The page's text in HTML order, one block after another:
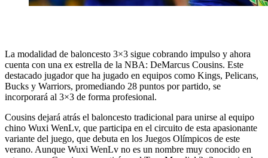
La modalidad de baloncesto 3×3 sigue cobrando impulso y ahora
cuenta con una ex estrella de la NBA: DeMarcus Cousins. Este
destacado jugador que ha jugado en equipos como Kings, Pelicans,
Bucks y Warriors, promediando 28 puntos por partido, se
incorporará al 3×3 de forma profesional.
Cousins ​​dejará atrás el baloncesto tradicional para unirse al equipo
chino Wuxi WenLv, que participa en el circuito de esta apasionante
variante del juego, que debuta en los Juegos Olímpicos de este
verano. Aunque Wuxi WenLv no es un nombre muy conocido en